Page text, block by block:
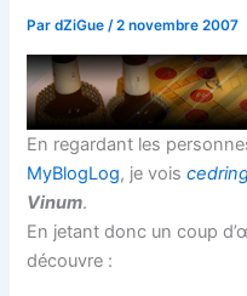
PardZiGue/2 novembre 2007
En regardant les
MyBlogLog, je vois
Vinum.
En jetant donc un coup
découvre :